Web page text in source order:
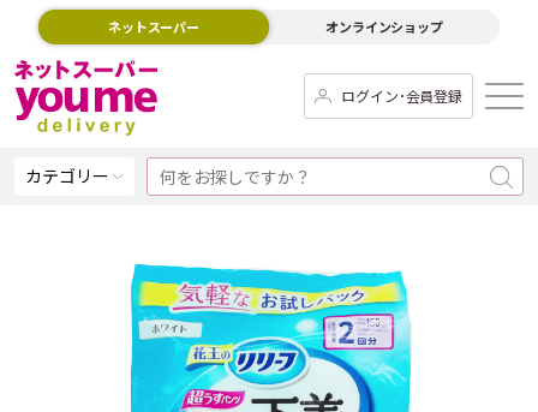
ネットスーパー オンラインショップ
ログイン･会員登録
カテゴリー